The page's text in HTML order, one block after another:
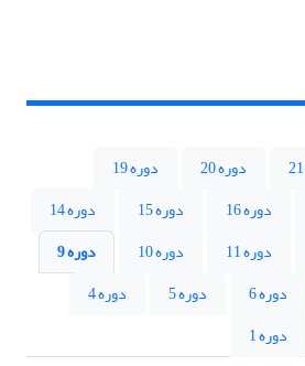
دوره 20
دوره 19
دوره 16 دوره 15
دوره 14
دوره 11 دوره 10
دوره 9
دوره 6 دوره 5
دوره 4
دوره 1